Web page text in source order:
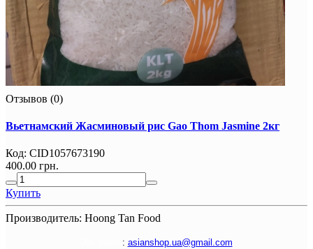
Отзывов (0)
Вьетнамский Жасминовый рис Gao Thom Jasmine 2кг
Код: CID1057673190
400.00 грн.
Купить
Производитель: Hoong Tan Foоd
: asianshop.ua@gmail.com